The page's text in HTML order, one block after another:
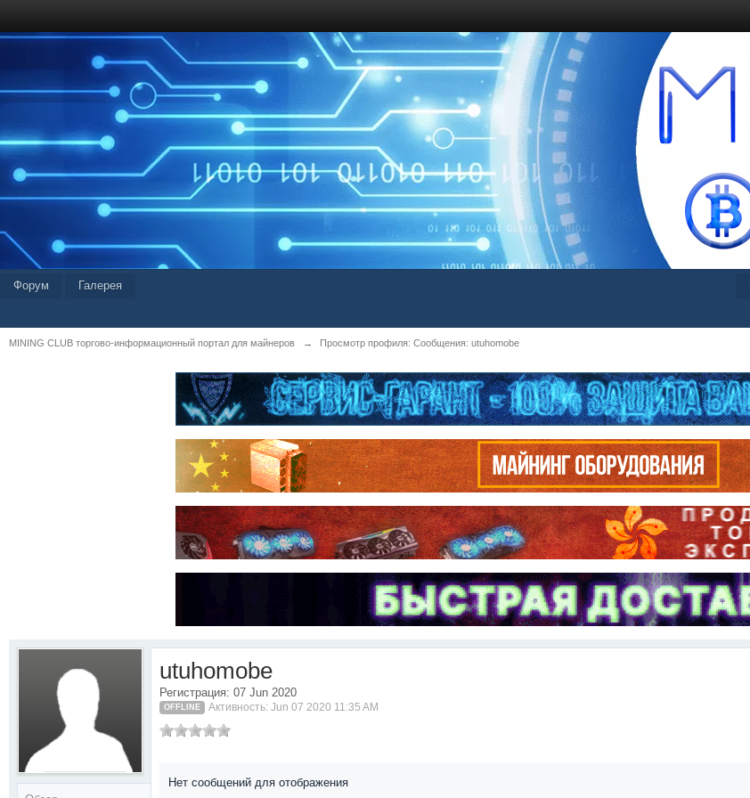
Форум Галерея
MINING CLUB торгово-информационный портал для майнеров → Просмотр профиля: Сообщения: utuhomobe
utuhomobe
Регистрация: 07 Jun 2020
OFFLINE Активность: Jun 07 2020 11:35 AM
Нет сообщений для отображения